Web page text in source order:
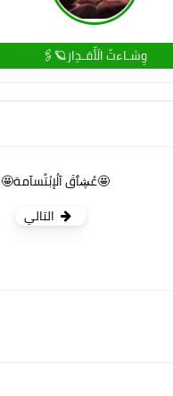
وِشـاءتّ الَأّقـدِار🪐🖇
🤩عُڜٱقَ آلُإبْتٌسآمة🤩
التالي